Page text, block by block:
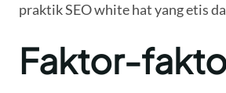
praktik SEO white hat yang etis
Faktor-